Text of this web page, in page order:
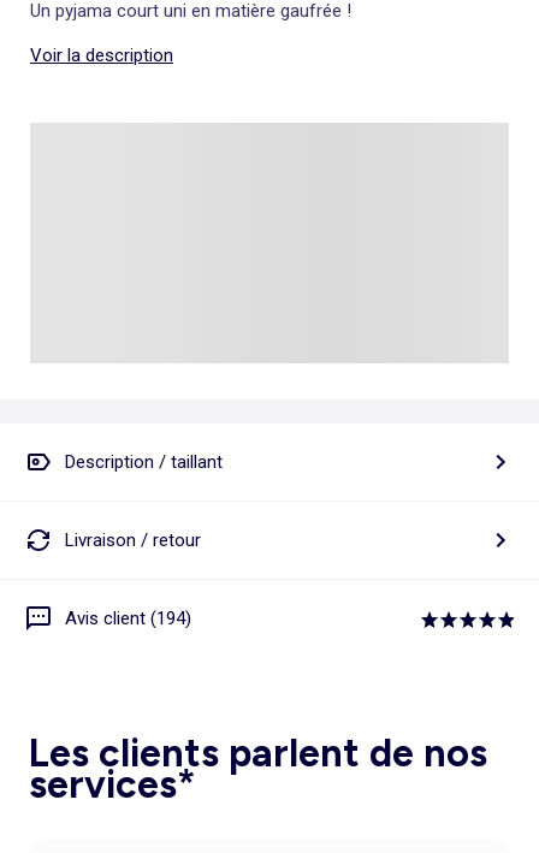
Un pyjama court uni en matière gaufrée !
Voir la description
Description / taillant
Livraison / retour
Avis client (194)
Les clients parlent de nos
services*